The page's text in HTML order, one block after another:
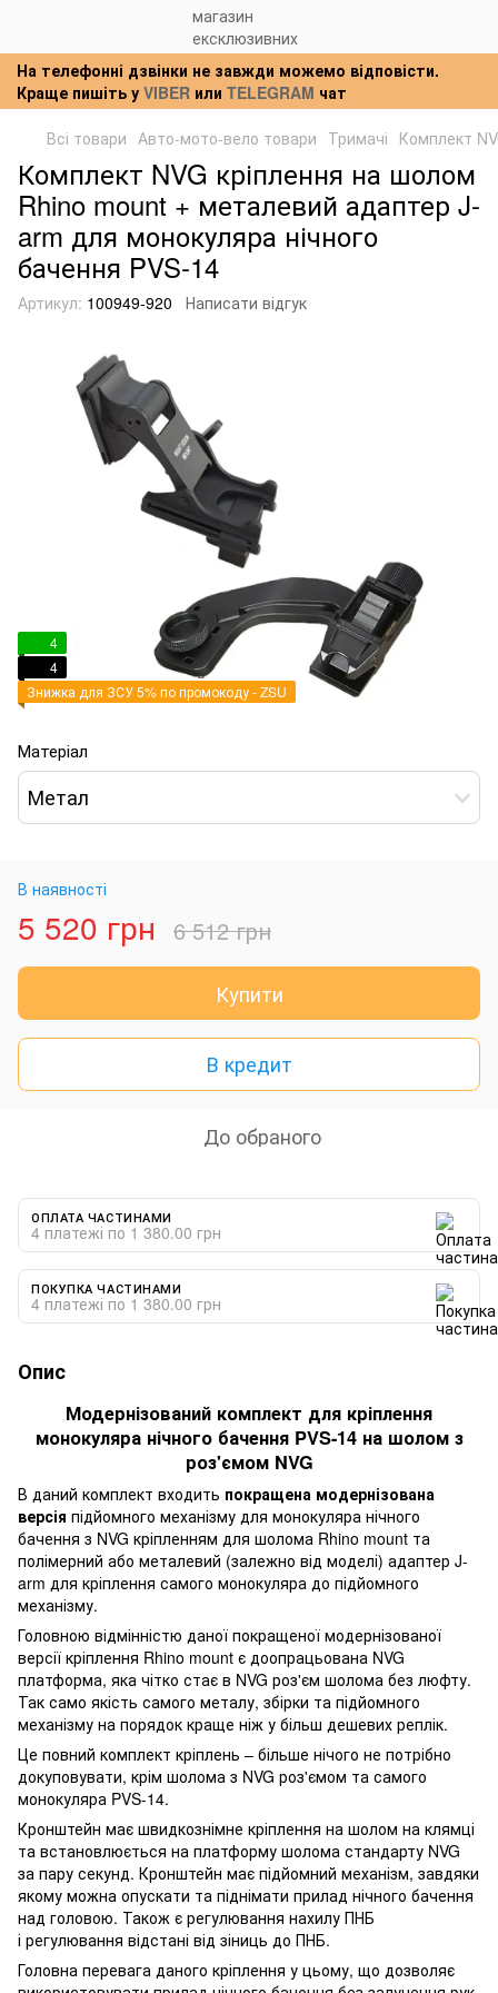
На телефонні дзвінки не завжди можемо відповісти.
Краще пишіть у VIBER или TELEGRAM чат
Всі товари Авто-мото-вело товари Тримачі Комплект
Комплект NVG кріплення на шолом
Rhino mount + металевий адаптер J-
arm для монокуляра нічного
бачення PVS-14
Артикул: 100949-920 Написати відгук
4
4
Знижка для ЗСУ 5% по промокоду - ZSU
Матеріал
Метал
В наявності
5 520 грн 6 512 грн
Купити
В кредит
До обраного
ОПЛАТА ЧАСТИНАМИ
4 платежі по 1 380.00 грн
ПОКУПКА ЧАСТИНАМИ
4 платежі по 1 380.00 грн
Опис
Модернізований комплект для кріплення
монокуляра нічного бачення PVS-14 на шолом з
роз'ємом NVG
В даний комплект входить покращена модернізована
версія підйомного механізму для монокуляра нічного
бачення з NVG кріпленням для шолома Rhino mount та
полімерний або металевий (залежно від моделі) адаптер J-
arm для кріплення самого монокуляра до підйомного
механізму.
Головною відмінністю даної покращеної модернізованої
версії кріплення Rhino mount є доопрацьована NVG
платформа, яка чітко стає в NVG роз'єм шолома без люфту.
Так само якість самого металу, збірки та підйомного
механізму на порядок краще ніж у більш дешевих реплік.
Це повний комплект кріплень – більше нічого не потрібно
докуповувати, крім шолома з NVG роз'ємом та самого
монокуляра PVS-14.
Кронштейн має швидкознімне кріплення на шолом на клямці
та встановлюється на платформу шолома стандарту NVG
за пару секунд. Кронштейн має підйомний механізм, завдяки
якому можна опускати та піднімати прилад нічного бачення
над головою. Також є регулювання нахилу ПНБ
і регулювання відстані від зіниць до ПНБ.
Головна перевага даного кріплення у цьому, що дозволяє